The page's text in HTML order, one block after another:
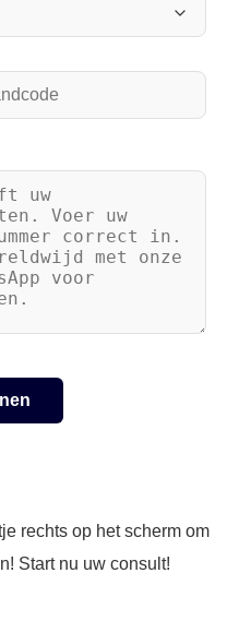
rechts op het scherm om
Start nu uw consult!